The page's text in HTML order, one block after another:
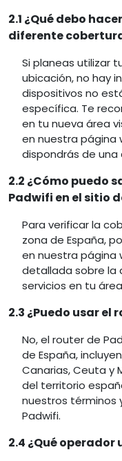
2.1 ¿Qué debo
diferente
Si planeas utilizar
ubicación, no hay
dispositivos no
específica. Te
en tu nueva área
en nuestra página
dispondrás de
2.2 ¿Cómo puedo
Padwifi en el sitio
Para verificar la
zona de España,
en nuestra página
detallada sobre la
servicios en tu
2.3 ¿Puedo usar el
No, el router de
de España,
Canarias, Ceuta y
del territorio
nuestros términos
Padwifi.
2.4 ¿Qué